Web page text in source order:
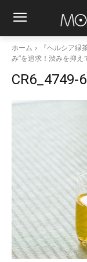
ホーム
『ヘルシア緑
み”を追求！渋みを抑え
CR6_4749-